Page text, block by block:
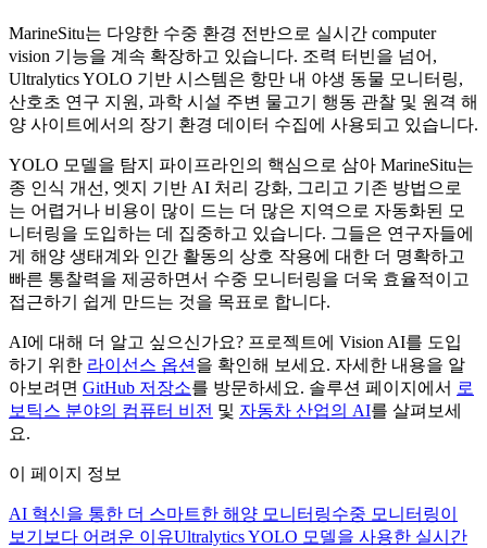
MarineSitu는 다양한 수중 환경 전반으로 실시간 computer
vision 기능을 계속 확장하고 있습니다. 조력 터빈을 넘어,
Ultralytics YOLO 기반 시스템은 항만 내 야생 동물 모니터링,
산호초 연구 지원, 과학 시설 주변 물고기 행동 관찰 및 원격 해
양 사이트에서의 장기 환경 데이터 수집에 사용되고 있습니다.
YOLO 모델을 탐지 파이프라인의 핵심으로 삼아 MarineSitu는
종 인식 개선, 엣지 기반 AI 처리 강화, 그리고 기존 방법으로
는 어렵거나 비용이 많이 드는 더 많은 지역으로 자동화된 모
니터링을 도입하는 데 집중하고 있습니다. 그들은 연구자들에
게 해양 생태계와 인간 활동의 상호 작용에 대한 더 명확하고
빠른 통찰력을 제공하면서 수중 모니터링을 더욱 효율적이고
접근하기 쉽게 만드는 것을 목표로 합니다.
AI에 대해 더 알고 싶으신가요? 프로젝트에 Vision AI를 도입
하기 위한 라이선스 옵션 을 확인해 보세요. 자세한 내용을 알
아보려면 GitHub 저장소를 방문하세요. 솔루션 페이지에서 로
보틱스 분야의 컴퓨터 비전 및 자동차 산업의 AI를 살펴보세
요.
이 페이지 정보
AI 혁신을 통한 더 스마트한 해양 모니터링수중 모니터링이
보기보다 어려운 이유Ultralytics YOLO 모델을 사용한 실시간